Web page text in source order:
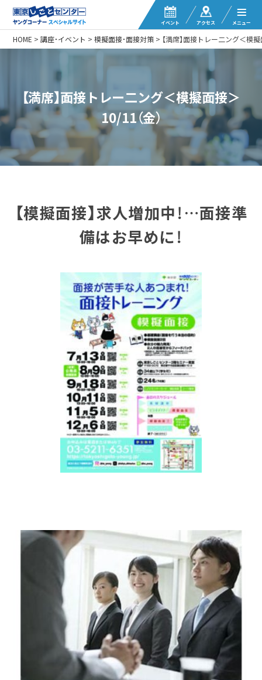
イベント アクセス メニュー
HOME >講座・イベント >模擬面接・面接対策 > 【満席】面接トレー二ング＜模
【満席】面接トレー二ング＜模擬面接＞
10/11（金）
【模擬面接】求人増加中！…面接準
備はお早めに！